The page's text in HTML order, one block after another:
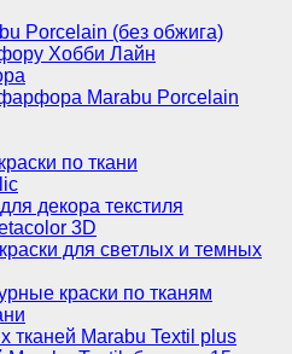
Porcelain (без обжига)
Хобби Лайн
Marabu Porcelain
по ткани
декора текстиля
3D
для светлых и темных
краски по тканям
тканей Marabu Textil plus